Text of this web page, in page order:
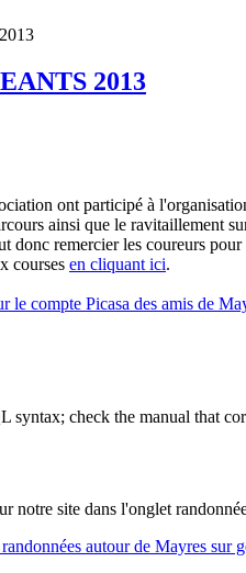
2013
ont participé à
ainsi que le ravitaillement
remercier les coureurs
courses en cliquant ici.
le compte Picasa des amis de
syntax; check the manual that
notre site dans l'onglet
autour de Mayres sur